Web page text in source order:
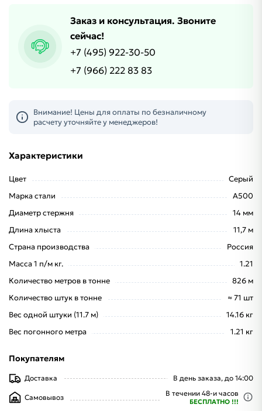
Заказ и консультация. Звоните
сейчас!
+7 (495) 922-30-50
+7 (966) 222 83 83
Внимание! Цены для оплаты по безналичному
расчету уточняйте у менеджеров!
Характеристики
Цвет
Серый
Марка стали
А500
Диаметр стержня
14 мм
Длина хлыста
11,7 м
Страна производства
Россия
Масса 1 п/м кг.
1.21
Количество метров в тонне
826 м
Количество штук в тонне
≈ 71 шт
Вес одной штуки (11.7 м)
14.16 кг
Вес погонного метра
1.21 кг
Покупателям
Доставка В день заказа, до 14:00
Самовывоз В течении 48-и часов
БЕСПЛАТНО !!!